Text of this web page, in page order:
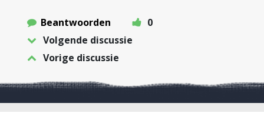
Beantwoorden
0
Volgende discussie
Vorige discussie